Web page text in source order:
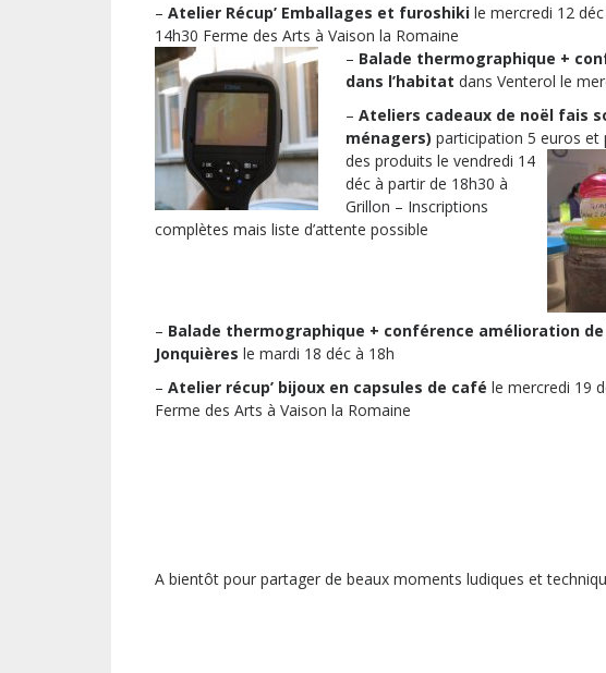
– Atelier Récup’ Emballages et furoshiki le mercredi 12
14h30 Ferme des Arts à Vaison la Romaine
– Balade thermographique +
dans l’habitat dans Venterol le
– Ateliers cadeaux de noël fais
ménagers) participation 5 euros et
des produits le vendredi 14
déc à partir de 18h30 à
Grillon – Inscriptions
complètes mais liste d’attente possible
– Balade thermographique + conférence amélioration
Jonquières le mardi 18 déc à 18h
– Atelier récup’ bijoux en capsules de café le mercredi 19
Ferme des Arts à Vaison la Romaine
A bientôt pour partager de beaux moments ludiques et